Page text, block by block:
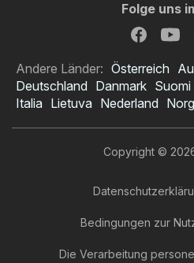
Folge uns
Andere Länder: Österreich
Deutschland Danmark Suomi
Italia Lietuva Nederland
Copyright ©
Bedingungen zur
Die Verarbeitung